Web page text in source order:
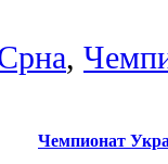
,
Чемпионат